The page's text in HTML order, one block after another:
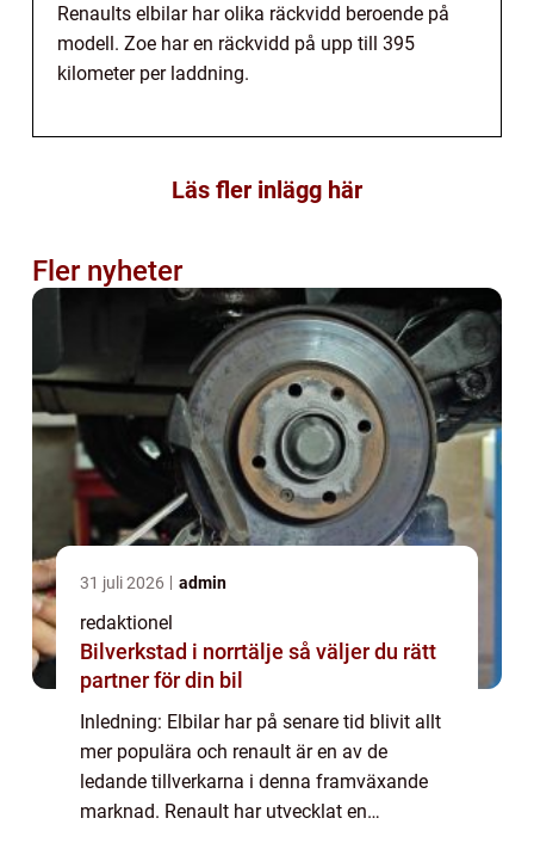
Renaults elbilar har olika räckvidd beroende på
modell. Zoe har en räckvidd på upp till 395
kilometer per laddning.
Läs fler inlägg här
Fler nyheter
31 juli 2026 admin
redaktionel
Bilverkstad i norrtälje så väljer du rätt
partner för din bil
Inledning: Elbilar har på senare tid blivit allt
mer populära och renault är en av de
ledande tillverkarna i denna framväxande
marknad. Renault har utvecklat en